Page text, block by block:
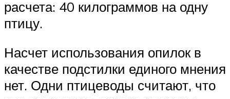
расчета: 40 килограммов на одну
птицу.
Насчет использования опилок в
качестве подстилки единого мнения
нет. Одни птицеводы считают, что